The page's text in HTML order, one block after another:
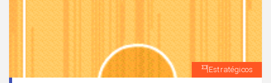
Estratégicos